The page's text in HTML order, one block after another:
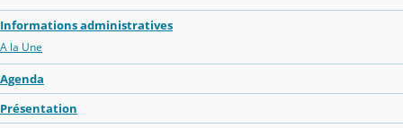
Informations administratives
A la Une
Agenda
Présentation